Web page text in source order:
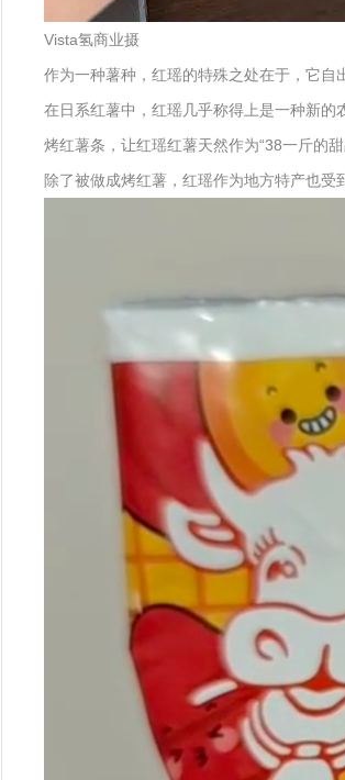
Vista氢商业摄
作为一种薯种，红瑶的特殊之处在于，它自
在日系红薯中，红瑶几乎称得上是一种新
烤红薯条，让红瑶红薯天然作为“38一斤的
除了被做成烤红薯，红瑶作为地方特产也受